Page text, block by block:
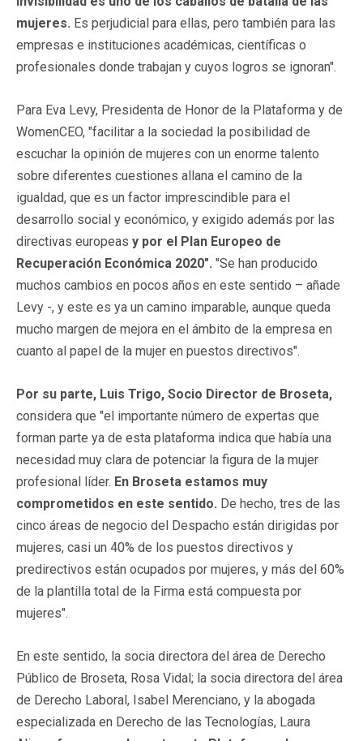
mujeres. Es perjudicial para ellas, pero también para las
empresas e instituciones académicas, científicas o
profesionales donde trabajan y cuyos logros se ignoran".
Para Eva Levy, Presidenta de Honor de la Plataforma y de
WomenCEO, "facilitar a la sociedad la posibilidad de
escuchar la opinión de mujeres con un enorme talento
sobre diferentes cuestiones allana el camino de la
igualdad, que es un factor imprescindible para el
desarrollo social y económico, y exigido además por las
directivas europeas y por el Plan Europeo de
Recuperación Económica 2020". "Se han producido
muchos cambios en pocos años en este sentido – añade
Levy -, y este es ya un camino imparable, aunque queda
mucho margen de mejora en el ámbito de la empresa en
cuanto al papel de la mujer en puestos directivos".
Por su parte, Luis Trigo, Socio Director de Broseta,
considera que "el importante número de expertas que
forman parte ya de esta plataforma indica que había una
necesidad muy clara de potenciar la figura de la mujer
profesional líder. En Broseta estamos muy
comprometidos en este sentido. De hecho, tres de las
cinco áreas de negocio del Despacho están dirigidas por
mujeres, casi un 40% de los puestos directivos y
predirectivos están ocupados por mujeres, y más del 60%
de la plantilla total de la Firma está compuesta por
mujeres".
En este sentido, la socia directora del área de Derecho
Público de Broseta, Rosa Vidal; la socia directora del área
de Derecho Laboral, Isabel Merenciano, y la abogada
especializada en Derecho de las Tecnologías, Laura